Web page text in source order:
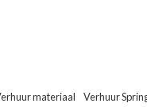
materiaal Verhuur